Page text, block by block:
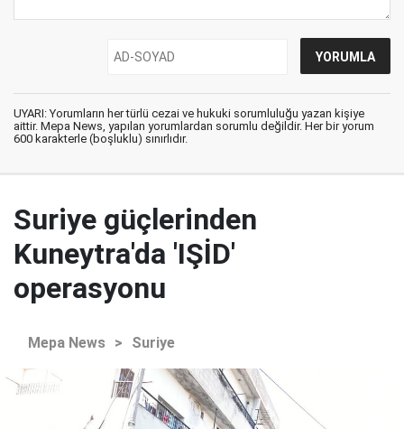
UYARI: Yorumların her türlü cezai ve hukuki sorumluluğu yazan kişiye
aittir. Mepa News, yapılan yorumlardan sorumlu değildir. Her bir yorum
600 karakterle (boşluklu) sınırlıdır.
Suriye güçlerinden
Kuneytra'da 'IŞİD'
operasyonu
Mepa News > Suriye